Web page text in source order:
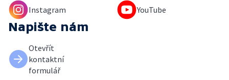
Instagram YouTube
Napište nám
Otevřít
kontaktní
formulář